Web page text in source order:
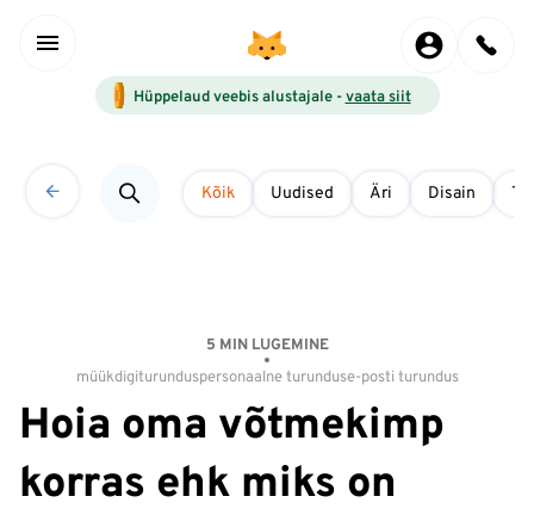
Hüppelaud veebis alustajale -vaata siit
Kõik Uudised Äri Disain
5 MIN LUGEMINE
müükdigiturunduspersonaalne turunduse-posti turundus
Hoia oma võtmekimp
korras ehk miks on